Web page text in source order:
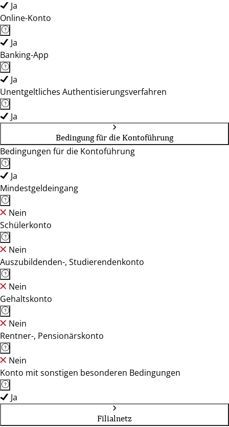
Ja
Online-Konto
Ja
Banking-App
Ja
Unentgeltliches Authentisierungsverfahren
Ja
Bedingung für die Kontoführung
Bedingungen für die Kontoführung
Ja
Mindestgeldeingang
Nein
Schülerkonto
Nein
Auszubildenden-, Studierendenkonto
Nein
Gehaltskonto
Nein
Rentner-, Pensionärskonto
Nein
Konto mit sonstigen besonderen Bedingungen
Ja
Filialnetz